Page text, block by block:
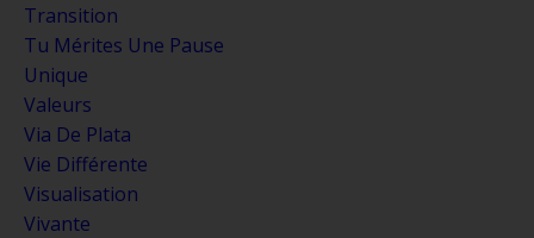
Transition
Tu Mérites Une Pause
Unique
Valeurs
Via De Plata
Vie Différente
Visualisation
Vivante